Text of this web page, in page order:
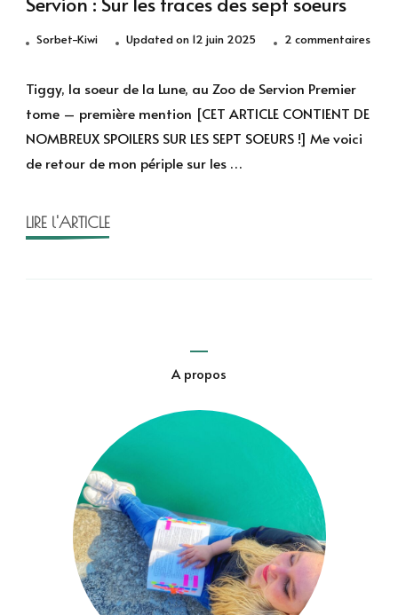
Sorbet-Kiwi Updated on 12 juin 2025 2 commentairessur
Tiggy, la soeur de la Lune, au Zoo de Servion Premier
tome – première mention [CET ARTICLE CONTIENT DE
NOMBREUX SPOILERS SUR LES SEPT SOEURS !] Me voici
de retour de mon périple sur les …
LIRE l'ARTICLE
A propos